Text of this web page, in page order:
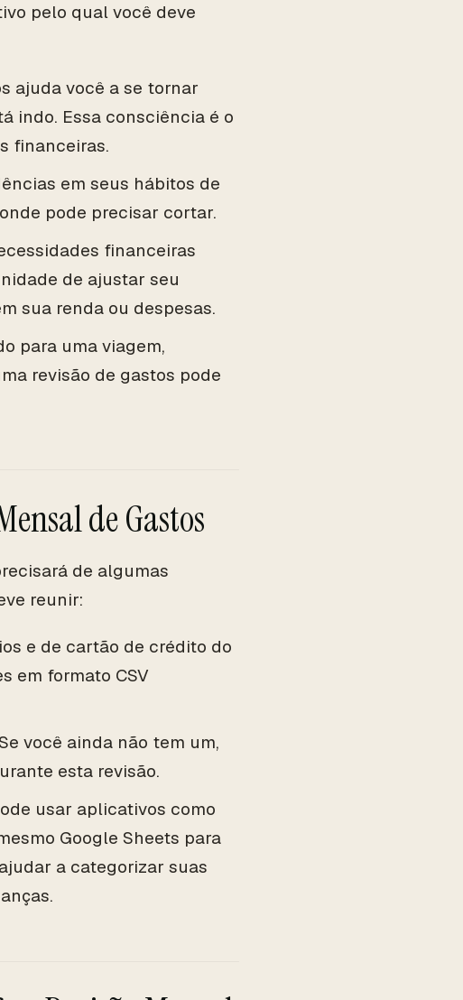
pelo qual você deve
ajuda você a se tornar
indo. Essa consciência é o
financeiras.
em seus hábitos de
pode precisar cortar.
financeiras
de ajustar seu
sua renda ou despesas.
para uma viagem,
revisão de gastos pode
de Gastos
de algumas
reunir:
e de cartão de crédito do
em formato CSV
você ainda não tem um,
esta revisão.
usar aplicativos como
Google Sheets para
a categorizar suas